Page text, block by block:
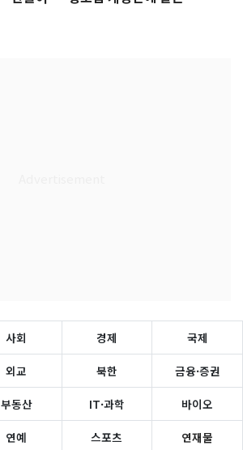
사회 경제 국제
외교 북한 금융·증권
부동산 IT·과학 바이오
연예 스포츠 연재물